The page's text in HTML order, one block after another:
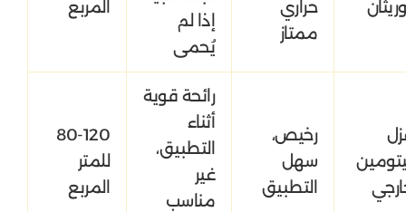
حراري
ممتاز
إذا لم
يُحمى
المربع
رخيص،
سهل
التطبيق
رائحة قوية
أثناء
التطبيق،
غير
مناسب
80-120
للمتر
المربع